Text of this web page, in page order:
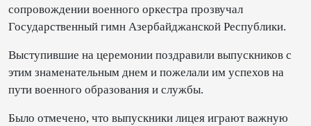
сопровождении военного оркестра прозвучал
Государственный гимн Азербайджанской Республики.
Выступившие на церемонии поздравили выпускников с
этим знаменательным днем и пожелали им успехов на
пути военного образования и службы.
Было отмечено, что выпускники лицея играют важную